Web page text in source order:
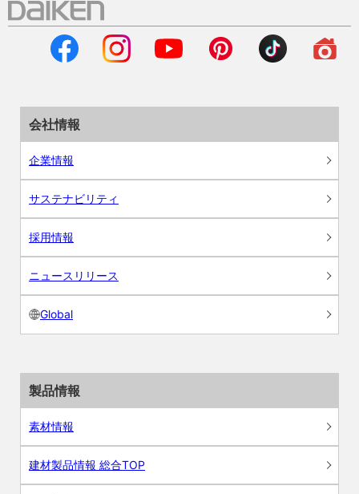
会社情報
企業情報
サステナビリティ
採用情報
ニュースリリース
Global
製品情報
素材情報
建材製品情報 総合TOP